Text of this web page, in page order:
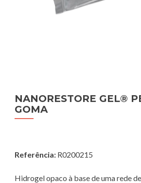
NANORESTORE GEL®
GOMA
Referência: R0200215
Hidrogel opaco à base de uma rede